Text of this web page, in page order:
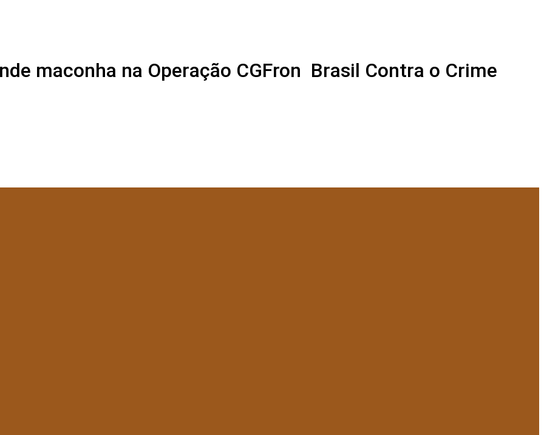
maconha na Operação CGFron Brasil Contra o Crime